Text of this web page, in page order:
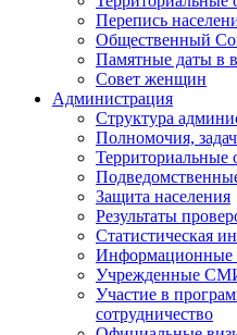
Перепись
Общественный
Памятные даты в
Совет женщин
Администрация
Структура
Полномочия,
Территориальные
Защита населения
Результаты
Статистическая
Информационные
Учрежденные
Участие в
сотрудничество